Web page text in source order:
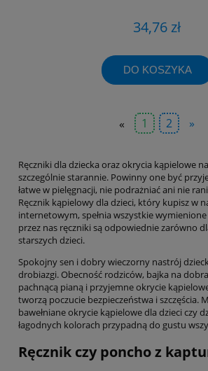
34,76 zł
DO KOSZYKA
« 1 2 »
Ręczniki dla dziecka oraz okrycia kąpielowe
szczególnie starannie. Powinny one być
łatwe w pielęgnacji, nie podrażniać ani nie
Ręcznik kąpielowy dla dzieci, który kupisz w
internetowym, spełnia wszystkie
przez nas ręczniki są odpowiednie zarówno
starszych dzieci.
Spokojny sen i dobry wieczorny nastrój
drobiazgi. Obecność rodziców, bajka na
pachnącą pianą i przyjemne okrycie
tworzą poczucie bezpieczeństwa i szczęścia.
bawełniane okrycie kąpielowe dla dzieci czy
łagodnych kolorach przypadną do gustu
Ręcznik czy poncho z